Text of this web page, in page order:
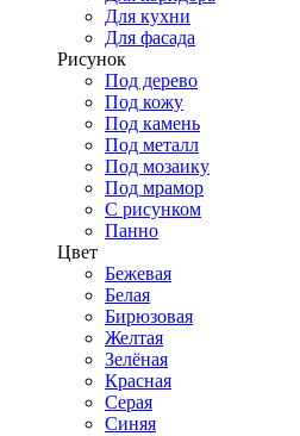
Для кухни
Для фасада
Рисунок
Под дерево
Под кожу
Под камень
Под металл
Под мозаику
Под мрамор
С рисунком
Панно
Цвет
Бежевая
Белая
Бирюзовая
Желтая
Зелёная
Красная
Серая
Синяя